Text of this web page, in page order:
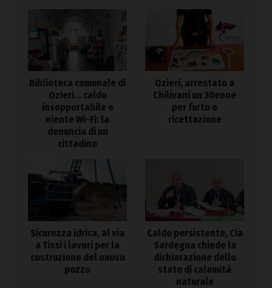
Biblioteca comunale di
Ozieri… caldo
insopportabile e
niente Wi-Fi: la
denuncia di un
cittadino
Ozieri, arrestato a
Chilivani un 30enne
per furto e
ricettazione
Sicurezza idrica, al via
a Tissi i lavori per la
costruzione del nuovo
pozzo
Caldo persistente, Cia
Sardegna chiede la
dichiarazione dello
stato di calamità
naturale